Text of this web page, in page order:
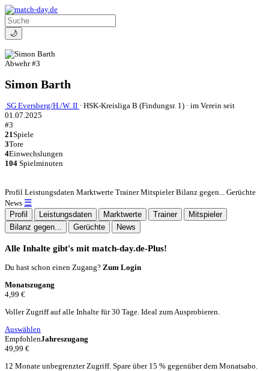
🌙
Abwehr #3
Simon Barth
SG Eversberg/H./W. II · HSK-Kreisliga B (Findungsr. 1) · im Verein seit
01.07.2025
#3
21Spiele
3Tore
4Einwechslungen
104 Spielminuten
Profil Leistungsdaten Marktwerte Trainer Mitspieler Bilanz gegen... Gerüchte
News ☰
Profil Leistungsdaten Marktwerte Trainer
Mitspieler
Bilanz gegen...
Gerüchte News
Alle Inhalte gibt's mit match-day.de-Plus!
Du hast schon einen Zugang? Zum Login
Monatszugang
4,99 €
Voller Zugriff auf alle Inhalte für 30 Tage. Ideal zum Ausprobieren.
Auswählen
EmpfohlenJahreszugang
49,99 €
12 Monate unbegrenzter Zugriff. Spare über 15 % gegenüber dem Monatsabo.